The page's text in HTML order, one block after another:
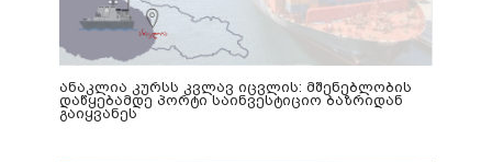
ანაკლია კურსს კვლავ იცვლის: მშენებლობის
დაწყებამდე პორტი საინვესტიციო ბაზრიდან
გაიყვანეს